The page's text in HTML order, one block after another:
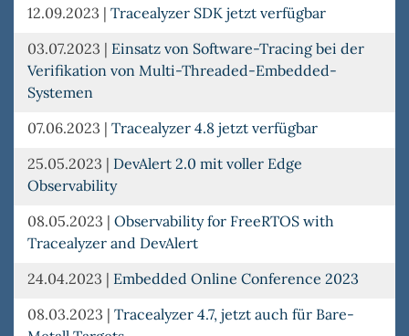
12.09.2023 | Tracealyzer SDK jetzt verfügbar
03.07.2023 | Einsatz von Software-Tracing bei der
Verifikation von Multi-Threaded-Embedded-
Systemen
07.06.2023 | Tracealyzer 4.8 jetzt verfügbar
25.05.2023 | DevAlert 2.0 mit voller Edge
Observability
08.05.2023 | Observability for FreeRTOS with
Tracealyzer and DevAlert
24.04.2023 | Embedded Online Conference 2023
08.03.2023 | Tracealyzer 4.7, jetzt auch für Bare-